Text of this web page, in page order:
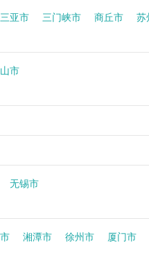
三亚市 三门峡市 商丘市 苏
市
无锡市
湘潭市 徐州市 厦门市